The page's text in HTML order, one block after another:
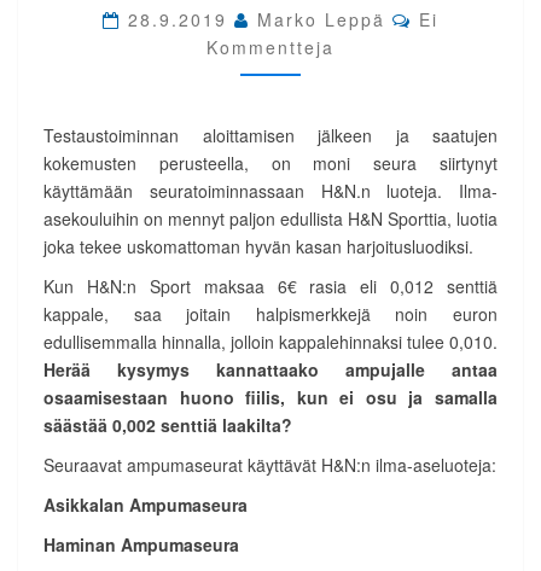
KÄYTTÄVÄT
H&N:N
HUIPPULUOTEJA.
28.9.2019 Marko Leppä Comments
Ei
Kommentteja
Testaustoiminnan aloittamisen jälkeen ja saatujen
kokemusten perusteella, on moni seura siirtynyt
käyttämään seuratoiminnassaan H&N.n luoteja. Ilma-
asekouluihin on mennyt paljon edullista H&N Sporttia, luotia
joka tekee uskomattoman hyvän kasan harjoitusluodiksi.
Kun H&N:n Sport maksaa 6€ rasia eli 0,012 senttiä
kappale, saa joitain halpismerkkejä noin euron
edullisemmalla hinnalla, jolloin kappalehinnaksi tulee 0,010.
Herää kysymys kannattaako ampujalle antaa
osaamisestaan huono fiilis, kun ei osu ja samalla
säästää 0,002 senttiä laakilta?
Seuraavat ampumaseurat käyttävät H&N:n ilma-aseluoteja:
Asikkalan Ampumaseura
Haminan Ampumaseura